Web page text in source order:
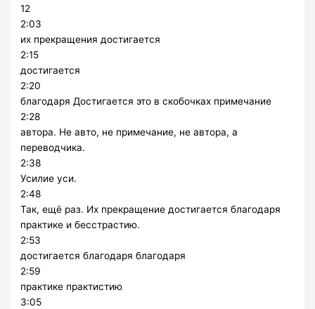
12
2:03
их прекращения достигается
2:15
достигается
2:20
благодаря Достигается это в скобочках примечание
2:28
автора. Не авто, не примечание, не автора, а
переводчика.
2:38
Усилие уси.
2:48
Так, ещё раз. Их прекращение достигается благодаря
практике и бесстрастию.
2:53
достигается благодаря благодаря
2:59
практике практистию
3:05